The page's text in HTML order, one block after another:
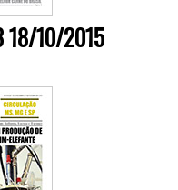
18/10/2015